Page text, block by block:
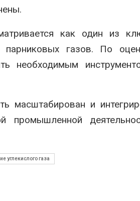
как один из
парниковых газов. По
необходимым
масштабирован и
промышленной
углекислого газа